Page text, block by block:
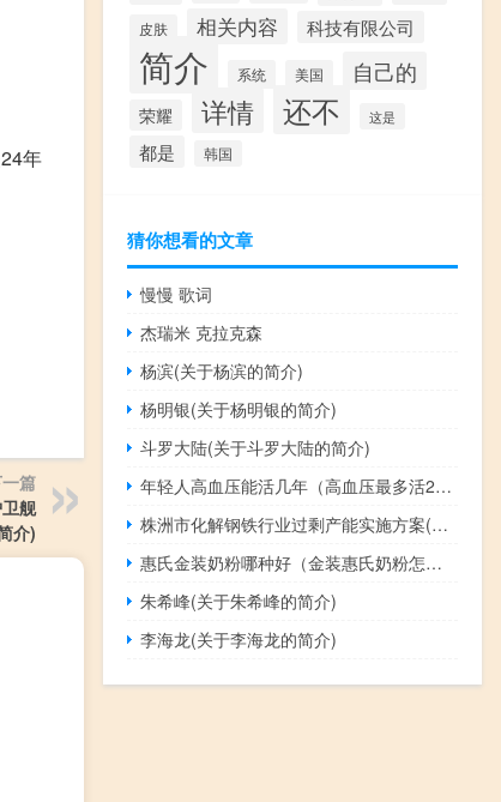
年
篇
舰
介)
皮肤 相关内容 科技有限公司
简介 系统 美国 自己的
荣耀 详情 还不 这是
都是 韩国
猜你想看的文章
慢慢 歌词
杰瑞米 克拉克森
杨滨(关于杨滨的简介)
杨明银(关于杨明银的简介)
斗罗大陆(关于斗罗大陆的简介)
年轻人高血压能活几年（高血压最多活20年吗）
株洲市化解钢铁行业过剩产能实施方案(关于株洲市化解钢铁行业过剩产能实施方案的简介)
惠氏金装奶粉哪种好（金装惠氏奶粉怎么样）
朱希峰(关于朱希峰的简介)
李海龙(关于李海龙的简介)